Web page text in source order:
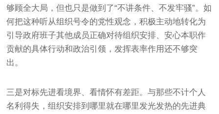
够顾全大局，但也只是做到了“不讲条件、不发牢骚”。如
何把这种听从组织号令的党性观念，积极主动地转化为
引导政府班子其他成员正确对待组织安排、安心本职作
贡献的具体行动和政治引领，发挥表率作用还不够突
出。
三是对标先进看境界、看情怀有差距。与那些不计个人
名利得失，组织安排到哪里就在哪里发光发热的先进典